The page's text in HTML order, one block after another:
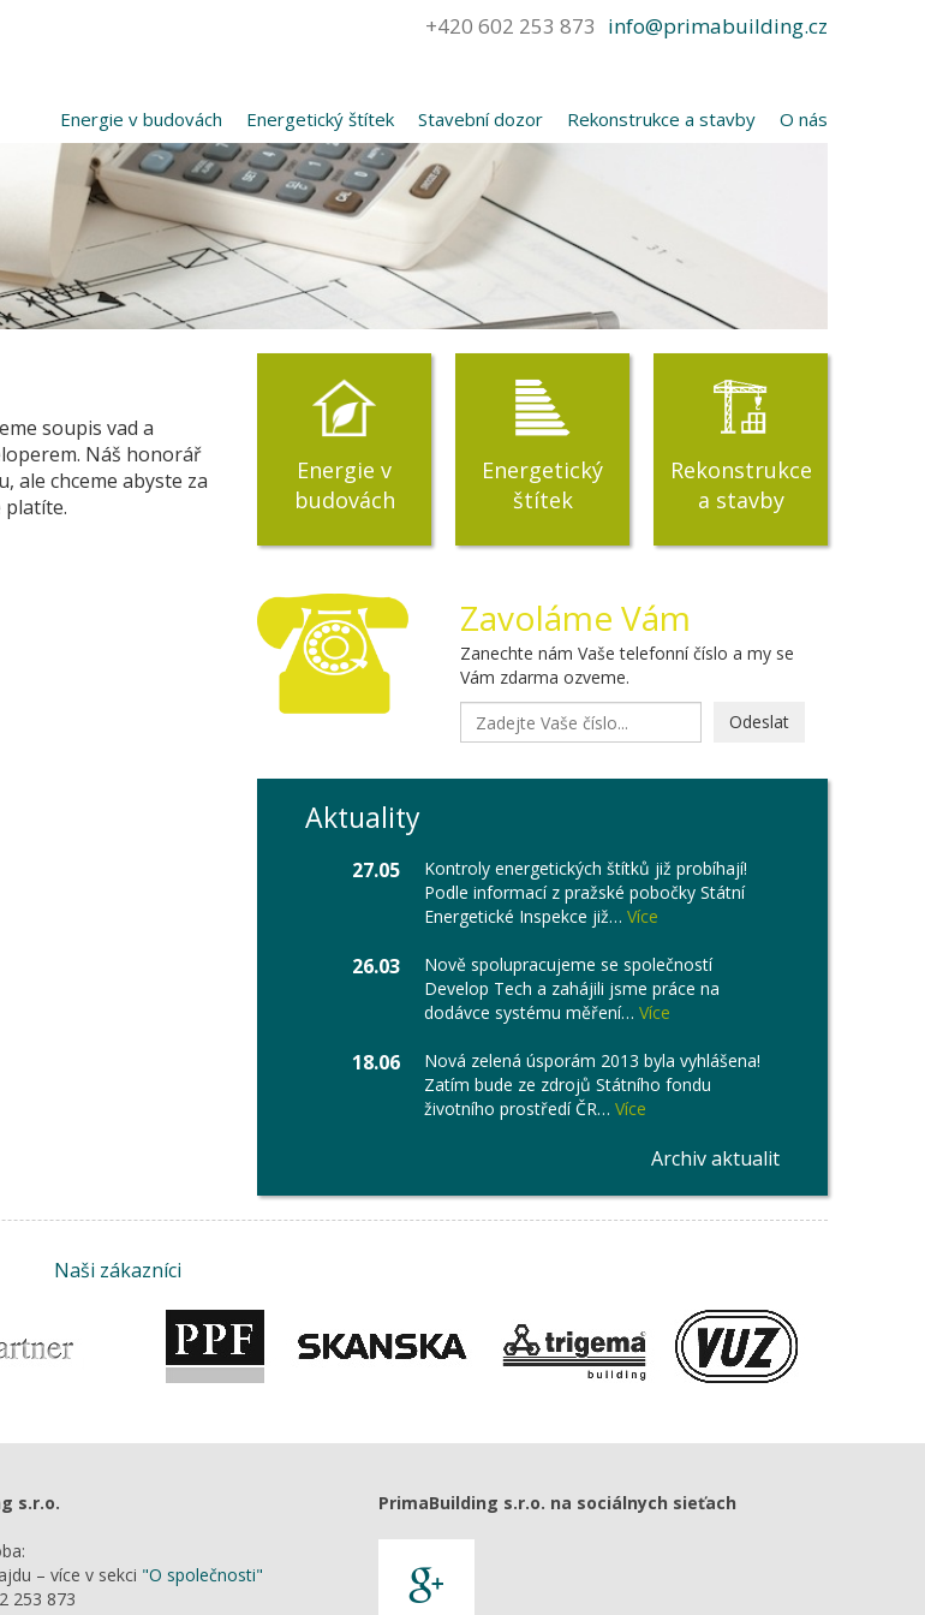
info@primabuilding.cz
+420 602 253 873
Energie v budovách Energetický štítek Stavební dozor Rekonstrukce a stavby O nás
soupis vad a
Náš honorář
ale chceme abyste za
platíte.
Energie v
budovách
Energetický
štítek
Rekonstrukce
a stavby
Zavoláme Vám
Zanechte nám Vaše telefonní číslo a my se
Vám zdarma ozveme.
Odeslat
Aktuality
27.05
Kontroly energetických štítků již probíhají!
Podle informací z pražské pobočky Státní
Energetické Inspekce již… Více
26.03
Nově spolupracujeme se společností
Develop Tech a zahájili jsme práce na
dodávce systému měření… Více
18.06
Nová zelená úsporám 2013 byla vyhlášena!
Zatím bude ze zdrojů Státního fondu
životního prostředí ČR… Více
Archiv aktualit
Naši zákazníci
s.r.o.
– více v sekci "O společnosti"
253 873
PrimaBuilding s.r.o. na sociálnych sieťach